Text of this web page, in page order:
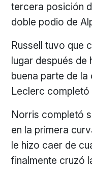
tercera posición
doble podio de
Russell tuvo que
lugar después de
buena parte de
Leclerc
Norris completó
en la primera
le hizo caer de
finalmente cruzó